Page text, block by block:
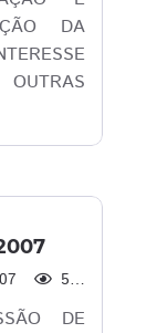
DA
533
DE